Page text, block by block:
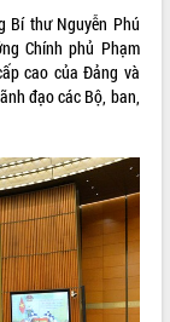
Bí thư Nguyễn Phú
Chính phủ Phạm
cao của Đảng và
đạo các Bộ, ban,